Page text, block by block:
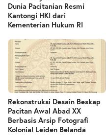
Dunia Pacitanian Resmi
Kantongi HKI dari
Kementerian Hukum RI
Rekonstruksi Desain Beskap
Pacitan Awal Abad XX
Berbasis Arsip Fotografi
Kolonial Leiden Belanda